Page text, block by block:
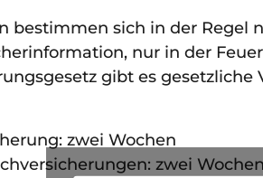
bestimmen sich in der Regel
nur in der
gibt es gesetzliche
zwei Wochen
zwei Wochen